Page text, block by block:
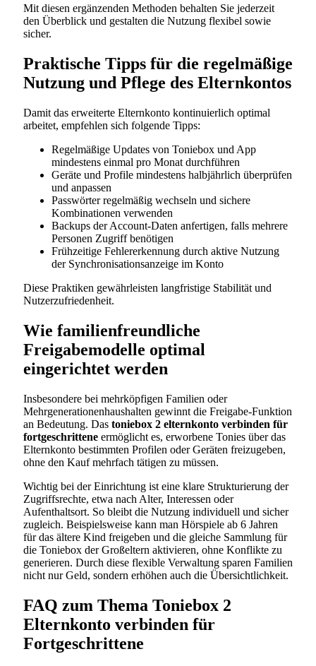
Mit diesen ergänzenden Methoden behalten Sie jederzeit
den Überblick und gestalten die Nutzung flexibel sowie
sicher.
Praktische Tipps für die regelmäßige
Nutzung und Pflege des Elternkontos
Damit das erweiterte Elternkonto kontinuierlich optimal
arbeitet, empfehlen sich folgende Tipps:
Regelmäßige Updates von Toniebox und App
mindestens einmal pro Monat durchführen
Geräte und Profile mindestens halbjährlich überprüfen
und anpassen
Passwörter regelmäßig wechseln und sichere
Kombinationen verwenden
Backups der Account-Daten anfertigen, falls mehrere
Personen Zugriff benötigen
Frühzeitige Fehlererkennung durch aktive Nutzung
der Synchronisationsanzeige im Konto
Diese Praktiken gewährleisten langfristige Stabilität und
Nutzerzufriedenheit.
Wie familienfreundliche
Freigabemodelle optimal
eingerichtet werden
Insbesondere bei mehrköpfigen Familien oder
Mehrgenerationenhaushalten gewinnt die Freigabe-Funktion
an Bedeutung. Das toniebox 2 elternkonto verbinden für
fortgeschrittene ermöglicht es, erworbene Tonies über das
Elternkonto bestimmten Profilen oder Geräten freizugeben,
ohne den Kauf mehrfach tätigen zu müssen.
Wichtig bei der Einrichtung ist eine klare Strukturierung der
Zugriffsrechte, etwa nach Alter, Interessen oder
Aufenthaltsort. So bleibt die Nutzung individuell und sicher
zugleich. Beispielsweise kann man Hörspiele ab 6 Jahren
für das ältere Kind freigeben und die gleiche Sammlung für
die Toniebox der Großeltern aktivieren, ohne Konflikte zu
generieren. Durch diese flexible Verwaltung sparen Familien
nicht nur Geld, sondern erhöhen auch die Übersichtlichkeit.
FAQ zum Thema Toniebox 2
Elternkonto verbinden für
Fortgeschrittene